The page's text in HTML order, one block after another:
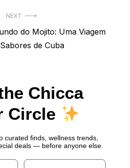
NEXT
do Mojito: Uma Viagem
de Cuba
Chicca
Circle
curated finds, wellness trends,
deals — before anyone else.
Email